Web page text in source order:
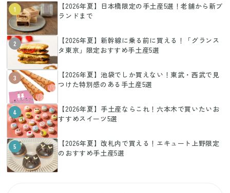
1
【2026年夏】日本橋限定の手土産5選！老舗から新ブ
ランドまで
2
【2026年夏】新幹線に乗る前に買える！「グランス
タ東京」限定おすすめ手土産5選
3
【2026年夏】池袋でしか買えない！東武・西武で見
つけた特別感のある手土産5選
4
【2026年夏】手土産ならこれ！六本木で買いたいお
すすめスイーツ5選
5
【2026年夏】改札内で買える！エキュート上野限定
のおすすめ手土産5選